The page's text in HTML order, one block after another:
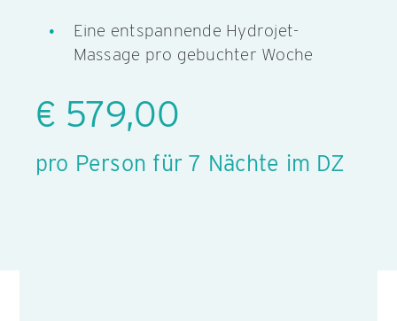
Eine entspannende Hydrojet-
Massage pro gebuchter Woche
€ 579,00
pro Person für 7 Nächte im DZ